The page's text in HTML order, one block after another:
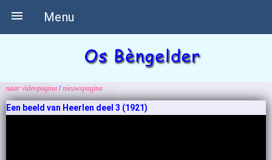
Menu

naar videopagina /nieuwspagina
Een beeld van Heerlen deel 3 (1921)